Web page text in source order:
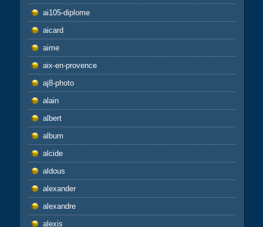
ai105-diplome
aicard
aime
aix-en-provence
aj8-photo
alain
albert
album
alcide
aldous
alexander
alexandre
alexis